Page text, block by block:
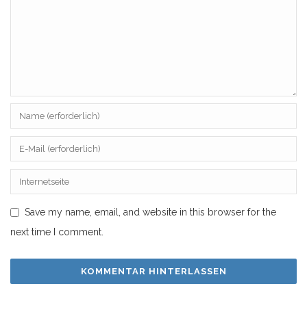
Save my name, email, and website in this browser for the
next time I comment.